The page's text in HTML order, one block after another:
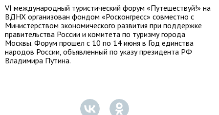
VI международный туристический форум «Путешествуй!» на
ВДНХ организован фондом «Росконгресс» совместно с
Министерством экономического развития при поддержке
правительства России и комитета по туризму города
Москвы. Форум прошел с 10 по 14 июня в Год единства
народов России, объявленный по указу президента РФ
Владимира Путина.